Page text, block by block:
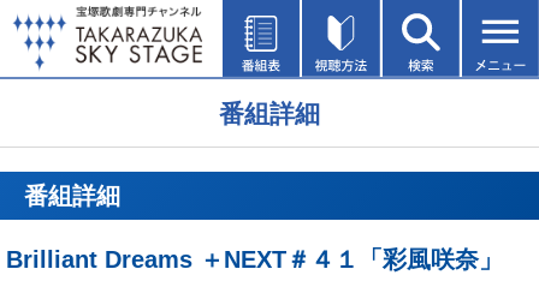
番組詳細
番組詳細
Brilliant Dreams ＋NEXT＃４１「彩風咲奈」